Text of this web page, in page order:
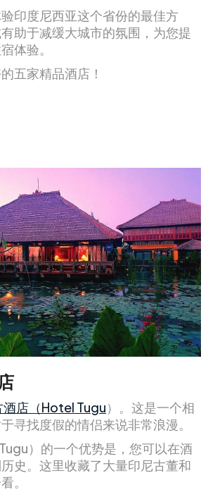
印度尼西亚这个省份的最佳方
助于减缓大城市的氛围，为您提
体验。
五家精品酒店！
酒店（Hotel Tugu）。这是一个相
寻找度假的情侣来说非常浪漫。
）的一个优势是，您可以在酒
史。这里收藏了大量印尼古董和
。